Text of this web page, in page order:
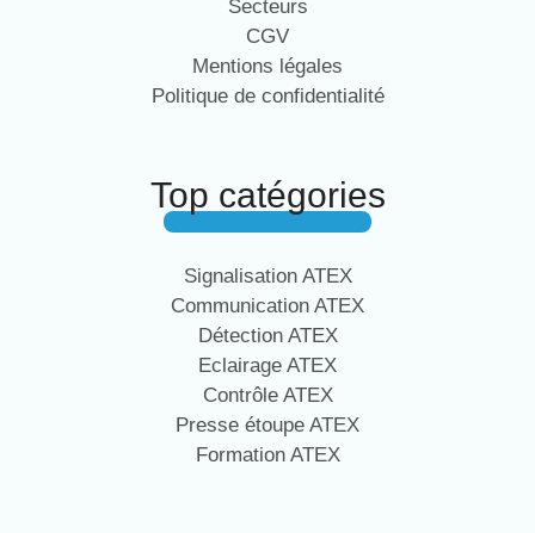
Secteurs
CGV
Mentions légales
Politique de confidentialité
Top catégories
Signalisation ATEX
Communication ATEX
Détection ATEX
Eclairage ATEX
Contrôle ATEX
Presse étoupe ATEX
Formation ATEX